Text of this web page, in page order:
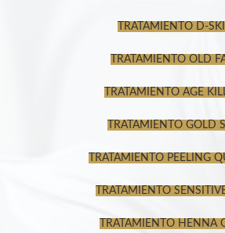
TRATAMIENTO D-
TRATAMIENTO OLD
TRATAMIENTO AGE
TRATAMIENTO GOLD
TRATAMIENTO PEELING
TRATAMIENTO
TRATAMIENTO HENNA